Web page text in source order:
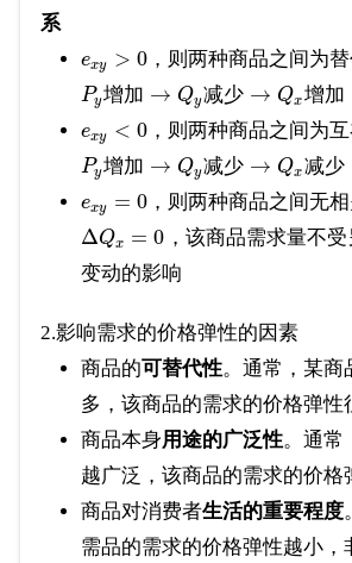
系
exy > 0 ，则两种商品之间为替
Py增加 → Qy减少 → Qx增加
exy < 0 ，则两种商品之间为互
Py增加 → Qy减少 → Qx减少
exy = 0 ，则两种商品之间无相
ΔQx = 0 ，该商品需求量不
变动的影响
2.影响需求的价格弹性的因素
商品的可替代性。通常，某商
多，该商品的需求的价格弹性
商品本身用途的广泛性。通常
越广泛，该商品的需求的价格
商品对消费者生活的重要程度
需品的需求的价格弹性越小，